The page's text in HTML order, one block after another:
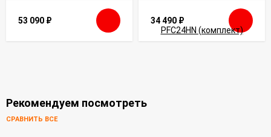
53 090 ₽ 34 490 ₽
Рекомендуем посмотреть
СРАВНИТЬ ВСЕ